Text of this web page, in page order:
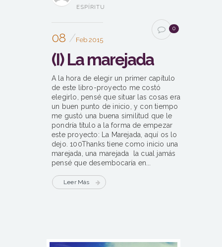
ESPÍRITU
08 Feb 2015
0
(I) La marejada
A la hora de elegir un primer capítulo
de este libro-proyecto me costó
elegirlo, pensé que situar las cosas era
un buen punto de inicio, y con tiempo
me gustó una buena similitud que le
pondría título a la forma de empezar
este proyecto: La Marejada, aquí os lo
dejo. 100Thanks tiene como inicio una
marejada, una marejada la cual jamás
pensé que desembocaría en...
Leer Más